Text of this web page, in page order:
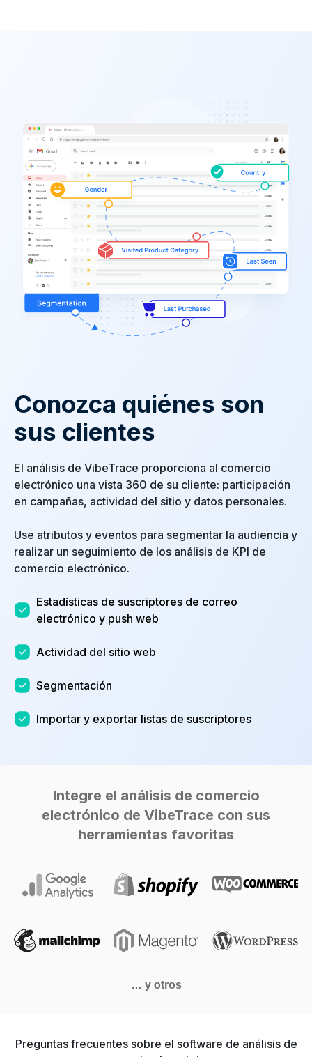
Conozca quiénes son
sus clientes
El análisis de VibeTrace proporciona al comercio
electrónico una vista 360 de su cliente: participación
en campañas, actividad del sitio y datos personales.
Use atributos y eventos para segmentar la audiencia y
realizar un seguimiento de los análisis de KPI de
comercio electrónico.
Estadísticas de suscriptores de correo
electrónico y push web
Actividad del sitio web
Segmentación
Importar y exportar listas de suscriptores
Integre el análisis de comercio
electrónico de VibeTrace con sus
herramientas favoritas
… y otros
Preguntas frecuentes sobre el software de análisis de